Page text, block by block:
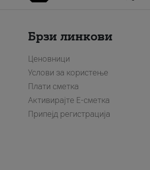
Брзи линкови
Ценовници
Услови за користење
Плати сметка
Активирајте Е-сметка
Припејд регистрација